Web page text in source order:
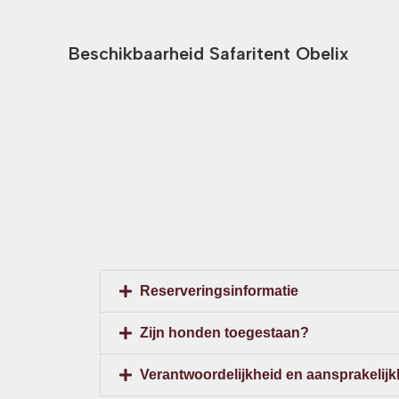
Beschikbaarheid Safaritent Obelix
Reserveringsinformatie
Zijn honden toegestaan?
Verantwoordelijkheid en